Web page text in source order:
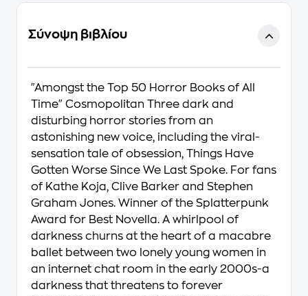
Σύνοψη βιβλίου
"Amongst the Top 50 Horror Books of All
Time" Cosmopolitan Three dark and
disturbing horror stories from an
astonishing new voice, including the viral-
sensation tale of obsession, Things Have
Gotten Worse Since We Last Spoke. For fans
of Kathe Koja, Clive Barker and Stephen
Graham Jones. Winner of the Splatterpunk
Award for Best Novella. A whirlpool of
darkness churns at the heart of a macabre
ballet between two lonely young women in
an internet chat room in the early 2000s-a
darkness that threatens to forever